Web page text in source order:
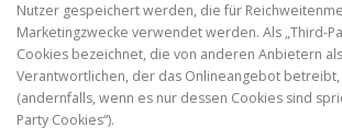
Nutzer gespeichert werden, die für
Marketingzwecke verwendet werden. Als „Third-
Cookies bezeichnet, die von anderen Anbietern
Verantwortlichen, der das Onlineangebot
(andernfalls, wenn es nur dessen Cookies sind
Party Cookies“).